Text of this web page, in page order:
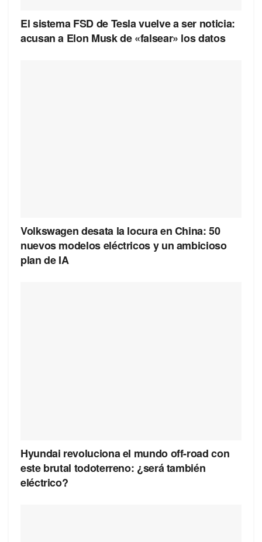
El sistema FSD de Tesla vuelve a ser noticia:
acusan a Elon Musk de «falsear» los datos
Volkswagen desata la locura en China: 50
nuevos modelos eléctricos y un ambicioso
plan de IA
Hyundai revoluciona el mundo off-road con
este brutal todoterreno: ¿será también
eléctrico?